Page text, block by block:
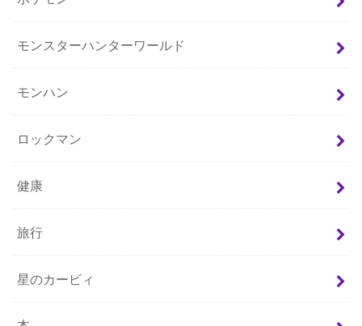
モンスターハンターワールド
モンハン
ロックマン
健康
旅行
星のカービィ